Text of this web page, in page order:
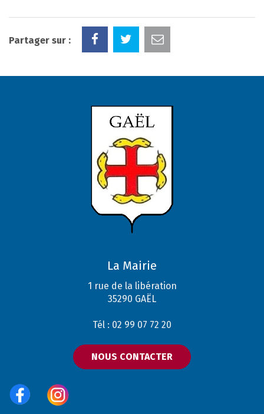
Partager sur :
La Mairie
1 rue de la libération
35290 GAËL
Tél : 02 99 07 72 20
NOUS CONTACTER